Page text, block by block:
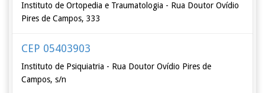
Instituto de Ortopedia e Traumatologia - Rua Doutor Ovídio
Pires de Campos, 333
CEP 05403903
Instituto de Psiquiatria - Rua Doutor Ovídio Pires de
Campos, s/n